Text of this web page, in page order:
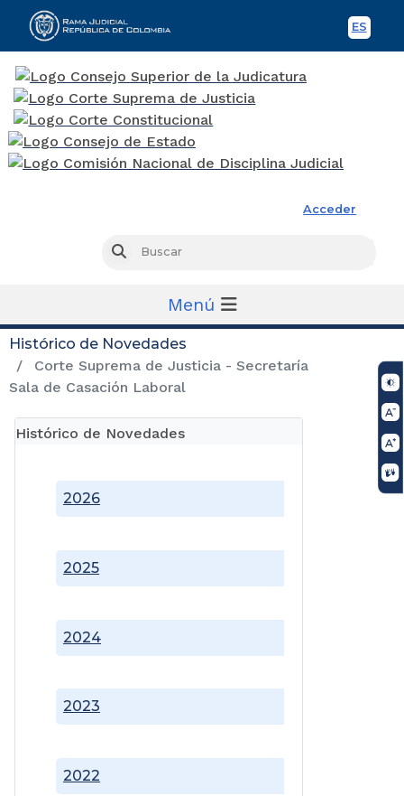
ES
Acceder
Buscar
Menú
Histórico de Novedades
Corte Suprema de Justicia - Secretaría
Sala de Casación Laboral
Histórico de Novedades
2022
2023
2024
2025
2026